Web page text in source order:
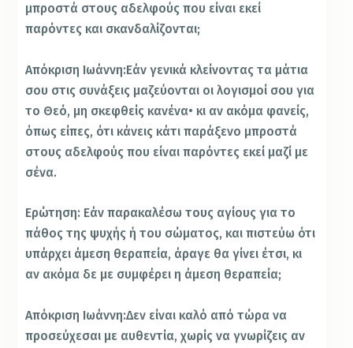
μπροστά στους αδελφούς που είναι εκεί
παρόντες και σκανδαλίζονται;
Απόκριση Ιωάννη:Εάν γενικά κλείνοντας τα μάτια
σου στις συνάξεις μαζεύονται οι λογισμοί σου για
το Θεό, μη σκεφθείς κανένα• κι αν ακόμα φανείς,
όπως είπες, ότι κάνεις κάτι παράξενο μπροστά
στους αδελφούς που είναι παρόντες εκεί μαζί με
σένα.
Ερώτηση: Εάν παρακαλέσω τους αγίους για το
πάθος της ψυχής ή του σώματος, και πιστεύω ότι
υπάρχει άμεση θεραπεία, άραγε θα γίνει έτσι, κι
αν ακόμα δε με συμφέρει η άμεση θεραπεία;
Απόκριση Ιωάννη:Δεν είναι καλό από τώρα να
προσεύχεσαι με αυθεντία, χωρίς να γνωρίζεις αν